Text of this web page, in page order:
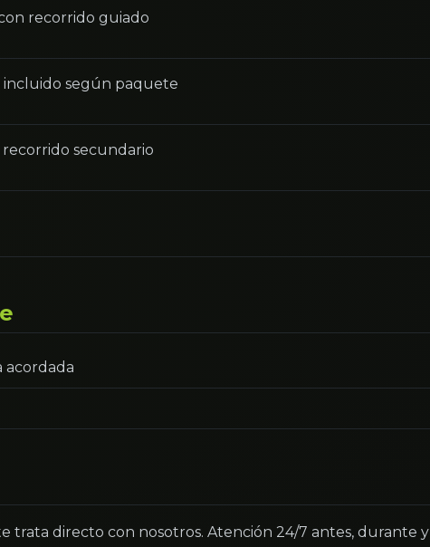
recorrido guiado
incluido según paquete
secundario
trata directo con nosotros. Atención 24/7 antes, durante y